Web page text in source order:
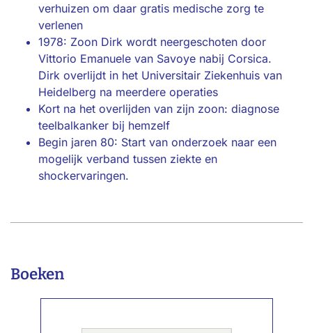
verhuizen om daar gratis medische zorg te
verlenen
1978: Zoon Dirk wordt neergeschoten door
Vittorio Emanuele van Savoye nabij Corsica.
Dirk overlijdt in het Universitair Ziekenhuis van
Heidelberg na meerdere operaties
Kort na het overlijden van zijn zoon: diagnose
teelbalkanker bij hemzelf
Begin jaren 80: Start van onderzoek naar een
mogelijk verband tussen ziekte en
shockervaringen.
Boeken